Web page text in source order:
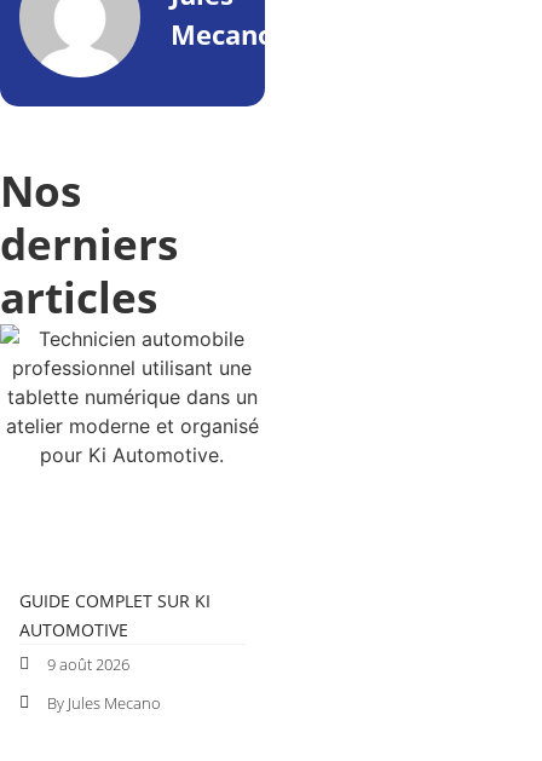
Mecano
Nos
derniers
articles
GUIDE COMPLET SUR KI
AUTOMOTIVE
9 août 2026
By Jules Mecano